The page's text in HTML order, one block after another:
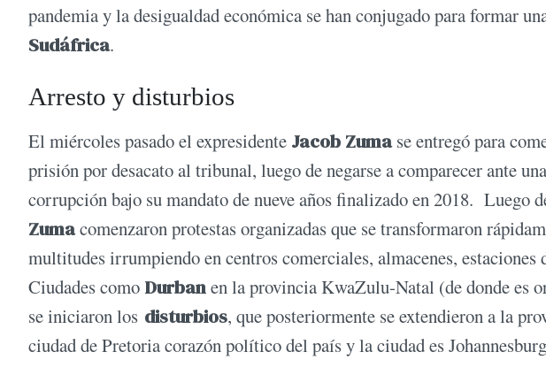
pandemia y la desigualdad económica se han conjugado para formar
Sudáfrica.
Arresto y disturbios
El miércoles pasado el expresidente Jacob Zumase entregó para
prisión por desacato al tribunal, luego de negarse a comparecer ante
corrupción bajo su mandato de nueve años finalizado en 2018. Luego
Zumacomenzaron protestas organizadas que se transformaron
multitudes irrumpiendo en centros comerciales, almacenes,
Ciudades como Durbanen la provincia KwaZulu-Natal (de donde es
se iniciaron los disturbios, que posteriormente se extendieron a la
ciudad de Pretoria corazón político del país y la ciudad es